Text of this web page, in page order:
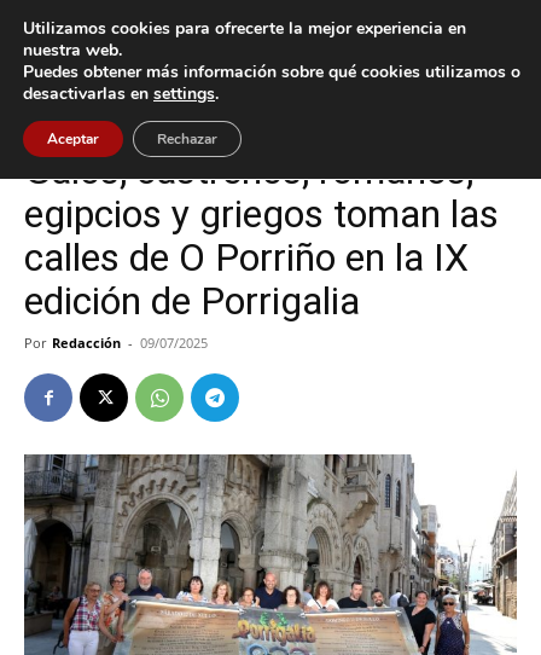
Inicio Cultura / Ocio
Cultura / Ocio O Porriño
Galos, castreños, romanos,
egipcios y griegos toman las
calles de O Porriño en la IX
edición de Porrigalia
Por Redacción - 09/07/2025
Utilizamos cookies para ofrecerte la mejor experiencia en
nuestra web.
Puedes obtener más información sobre qué cookies utilizamos o
desactivarlas en settings.
Aceptar Rechazar